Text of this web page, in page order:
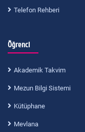
Telefon Rehberi
Öğrenci
Akademik Takvim
Mezun Bilgi Sistemi
Kütüphane
Mevlana